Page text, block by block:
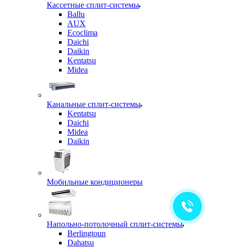
Кассетные сплит-системы
Ballu
AUX
Ecoclima
Daichi
Daikin
Kentatsu
Midea
Канальные сплит-системы
Kentatsu
Daichi
Midea
Daikin
Мобильные кондиционеры
Напольно-потолочный сплит-системы
Berlingtoun
Dahatsu